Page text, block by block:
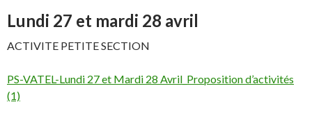
Lundi 27 et mardi 28 avril
ACTIVITE PETITE SECTION
PS-VATEL-Lundi 27 et Mardi 28 Avril_Proposition d’activités
(1)